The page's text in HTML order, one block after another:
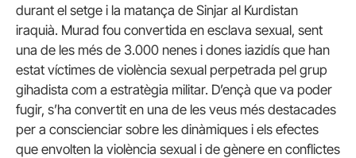
durant el setge i la matança de Sinjar al Kurdistan
iraquià. Murad fou convertida en esclava sexual, sent
una de les més de 3.000 nenes i dones iazidís que han
estat víctimes de violència sexual perpetrada pel grup
gihadista com a estratègia militar. D’ençà que va poder
fugir, s’ha convertit en una de les veus més destacades
per a conscienciar sobre les dinàmiques i els efectes
que envolten la violència sexual i de gènere en conflictes